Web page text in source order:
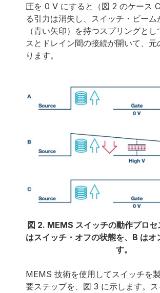
圧を 0 V にすると（図 2 のケース
る引力は消失し、スイッチ・ビーム
（青い矢印）を持つスプリングと
スとドレイン間の接続が開いて、元
ります。
図 2. MEMS スイッチの動作プロ
はスイッチ・オフの状態を、B はオ
す。
MEMS 技術を使用してスイッチを
要ステップを、図 3 に示します。